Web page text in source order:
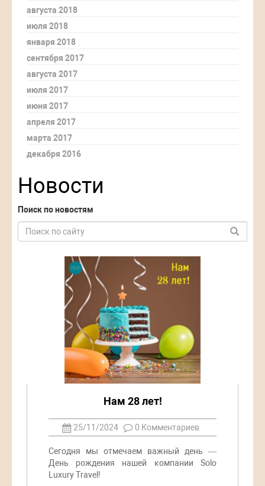
августа 2018
июля 2018
января 2018
сентября 2017
августа 2017
июля 2017
июня 2017
апреля 2017
марта 2017
декабря 2016
Новости
Поиск по новостям
Нам 28 лет!
25/11/2024 0 Комментариев
Сегодня мы отмечаем важный день —
День рождения нашей компании Solo
Luxury Travel!